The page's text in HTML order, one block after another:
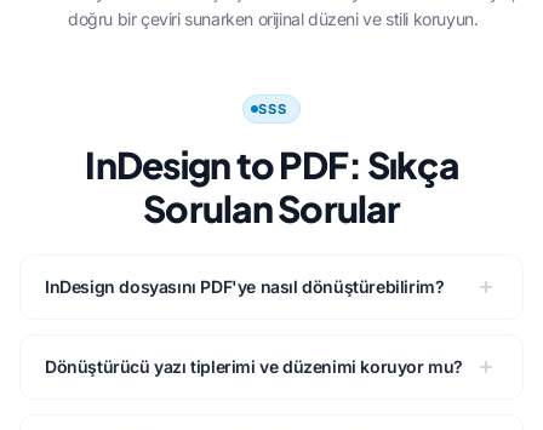
doğru bir çeviri sunarken orijinal düzeni ve stili koruyun.
SSS
InDesign to PDF: Sıkça
Sorulan Sorular
InDesign dosyasını PDF'ye nasıl dönüştürebilirim?
Dönüştürücü yazı tiplerimi ve düzenimi koruyor mu?